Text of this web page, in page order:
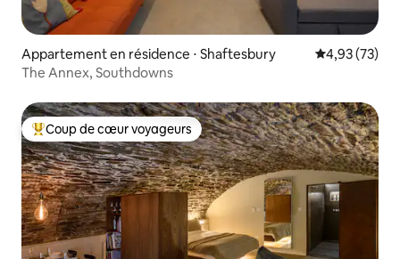
Appartement en résidence ⋅ Shaftesbury Évaluation
4,93 (73)
The Annex, Southdowns
Coups de cœur voyageurs les plus appréciés
Coup de cœur voyageurs